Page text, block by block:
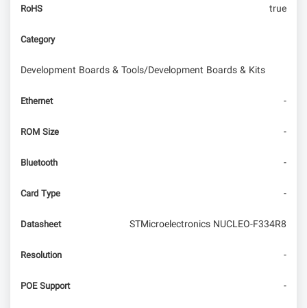
RoHS true
Category
Development Boards & Tools/Development Boards & Kits
Ethernet -
ROM Size -
Bluetooth -
Card Type -
Datasheet STMicroelectronics NUCLEO-F334R8
Resolution -
POE Support -